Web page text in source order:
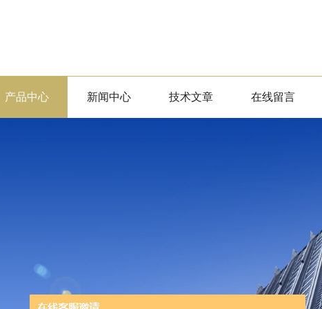
产品中心 新闻中心 技术文章 在线留言